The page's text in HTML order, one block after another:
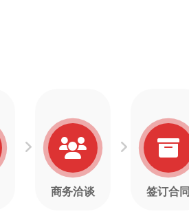
商务洽谈 签订合同